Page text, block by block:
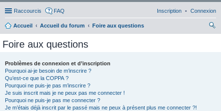
Raccourcis FAQ Connexion
Inscription
Accueil Accueil du forum
Foire aux questions
Foire aux questions
Problèmes de connexion et d’inscription
Pourquoi ai-je besoin de m’inscrire ?
Qu’est-ce que la COPPA ?
Pourquoi ne puis-je pas m’inscrire ?
Je suis inscrit mais je ne peux pas me connecter !
Pourquoi ne puis-je pas me connecter ?
Je m’étais déjà inscrit par le passé mais ne peux à présent plus me connecter ?!